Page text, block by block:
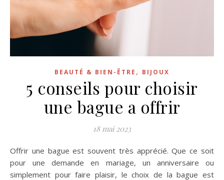
BEAUTÉ & BIEN-ÊTRE , BIJOUX
5 conseils pour choisir
une bague a offrir
18 mai 2023
Offrir une bague est souvent très apprécié. Que ce soit
pour une demande en mariage, un anniversaire ou
simplement pour faire plaisir, le choix de la bague est